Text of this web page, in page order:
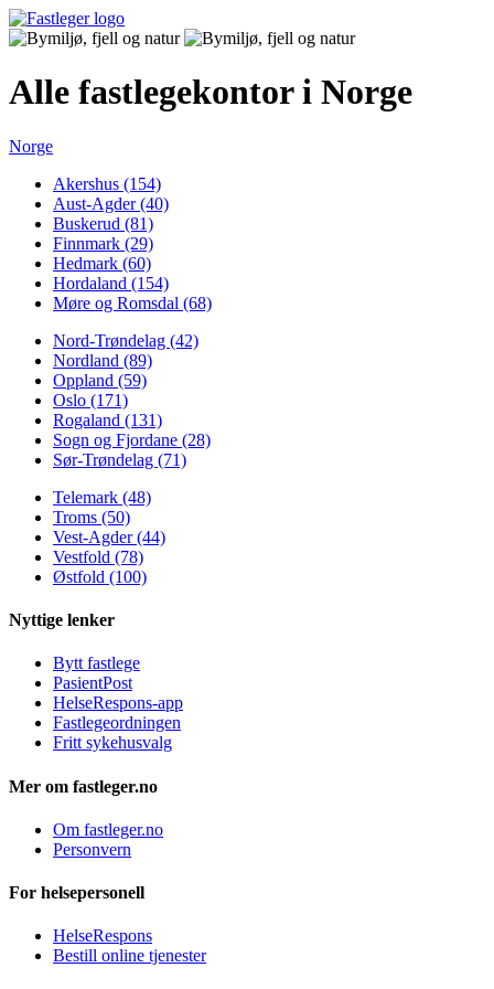
Alle fastlegekontor i Norge
Norge
Akershus (154)
Aust-Agder (40)
Buskerud (81)
Finnmark (29)
Hedmark (60)
Hordaland (154)
Møre og Romsdal (68)
Nord-Trøndelag (42)
Nordland (89)
Oppland (59)
Oslo (171)
Rogaland (131)
Sogn og Fjordane (28)
Sør-Trøndelag (71)
Telemark (48)
Troms (50)
Vest-Agder (44)
Vestfold (78)
Østfold (100)
Nyttige lenker
Bytt fastlege
PasientPost
HelseRespons-app
Fastlegeordningen
Fritt sykehusvalg
Mer om fastleger.no
Om fastleger.no
Personvern
For helsepersonell
HelseRespons
Bestill online tjenester